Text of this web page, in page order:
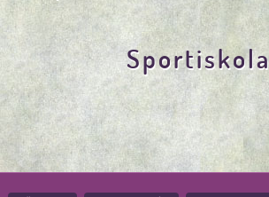
Sportiskola